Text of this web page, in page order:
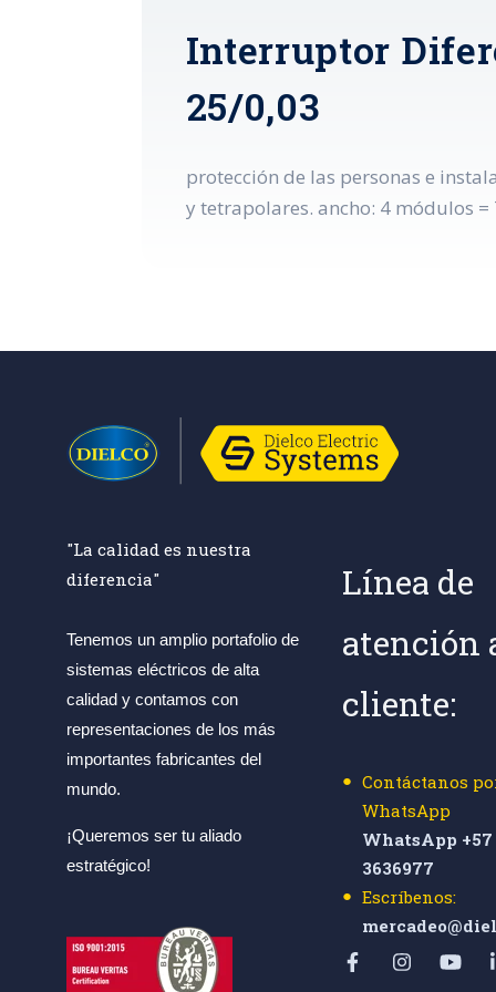
Interruptor
25/0,03
protección de las personas e
y tetrapolares. ancho: 4 módulos =
"La calidad es nuestra
diferencia"
Tenemos un amplio portafolio de
sistemas eléctricos de alta
calidad y contamos con
representaciones de los más
importantes fabricantes del
mundo.
¡Queremos ser tu aliado
estratégico!
Línea de
atención
cliente:
Contáctanos
WhatsApp
WhatsApp +57
3636977
Escríbenos: